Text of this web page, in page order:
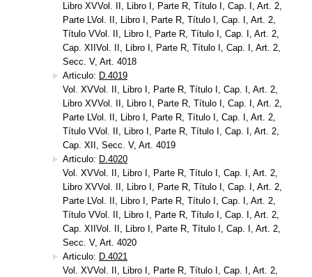
Libro XVVol. II, Libro I, Parte R, Título I, Cap. I, Art. 2,
Parte LVol. II, Libro I, Parte R, Título I, Cap. I, Art. 2,
Título VVol. II, Libro I, Parte R, Título I, Cap. I, Art. 2,
Cap. XIIVol. II, Libro I, Parte R, Título I, Cap. I, Art. 2,
Secc. V, Art. 4018
Articulo: D.4019
Vol. XVVol. II, Libro I, Parte R, Título I, Cap. I, Art. 2,
Libro XVVol. II, Libro I, Parte R, Título I, Cap. I, Art. 2,
Parte LVol. II, Libro I, Parte R, Título I, Cap. I, Art. 2,
Título VVol. II, Libro I, Parte R, Título I, Cap. I, Art. 2,
Cap. XII, Secc. V, Art. 4019
Articulo: D.4020
Vol. XVVol. II, Libro I, Parte R, Título I, Cap. I, Art. 2,
Libro XVVol. II, Libro I, Parte R, Título I, Cap. I, Art. 2,
Parte LVol. II, Libro I, Parte R, Título I, Cap. I, Art. 2,
Título VVol. II, Libro I, Parte R, Título I, Cap. I, Art. 2,
Cap. XIIVol. II, Libro I, Parte R, Título I, Cap. I, Art. 2,
Secc. V, Art. 4020
Articulo: D.4021
Vol. XVVol. II, Libro I, Parte R, Título I, Cap. I, Art. 2,